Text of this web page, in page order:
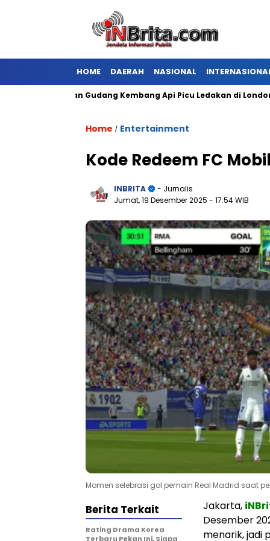
HOME DAERAH NASIONAL
Kebakaran Gudang Kembang Api Picu Ledakan di London
Home / Entertainment
Kode Redeem FC
INBRITA
- Jurnalis
Jumat, 19 Desember 2025 - 17:54 WIB
Momen selebrasi gol pemain Real Madrid saat
Jakarta,
Desember
menarik, jadi
Berita Terkait
Rating Drama Korea
Terbaru Pekan Ini, Siapa